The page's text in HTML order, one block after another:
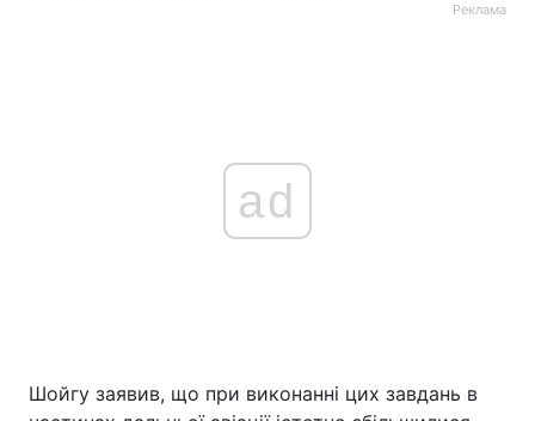
Реклама
ad
Шойгу заявив, що при виконанні цих завдань в